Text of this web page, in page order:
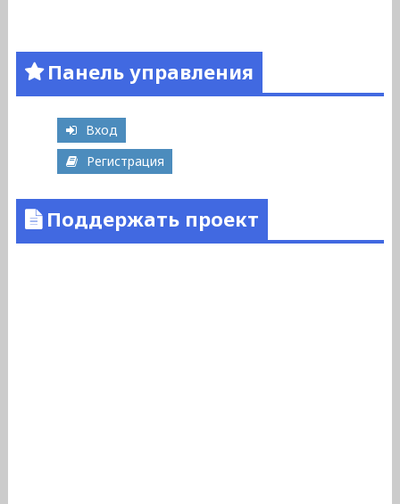
Панель управления
Вход
Регистрация
Поддержать проект